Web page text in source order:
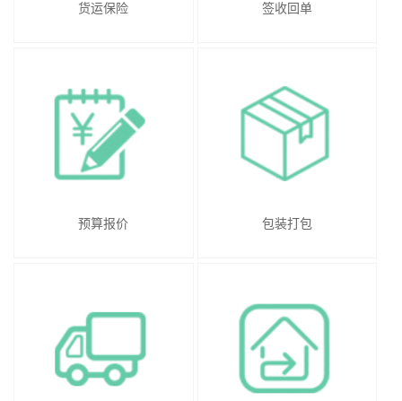
货运保险 签收回单
预算报价 包装打包